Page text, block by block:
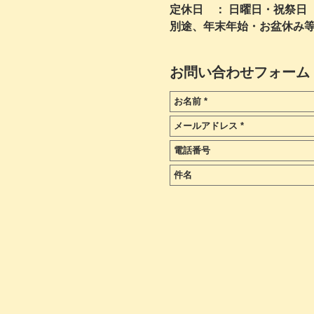
定休日 ： 日曜日・祝祭日
別途、年末年始・お盆休み
お問い合わせフォーム